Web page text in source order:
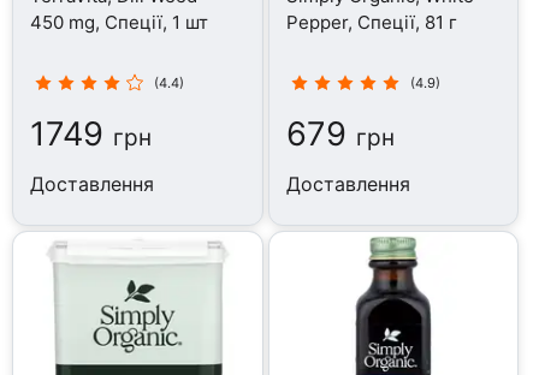
450 mg, Спеції, 1 шт
(4.4)
1749 грн
Доставлення
Pepper, Спеції, 81 г
(4.9)
679 грн
Доставлення